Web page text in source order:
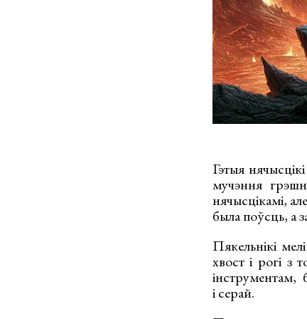
Гэтыя
мучэння
нячысцікамі,
была поўсць, а
Пякельнікі
хвост і рогі
інструментам,
і серай.